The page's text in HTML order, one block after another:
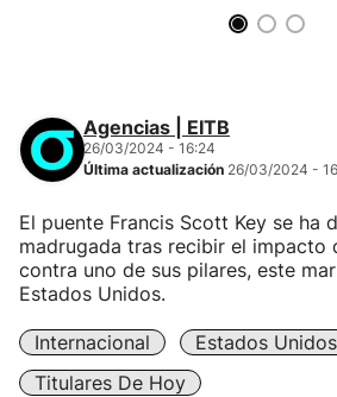
Agencias | EITB
26/03/2024 - 16:24
Última actualización 26/03/2024 -
El puente Francis Scott Key se ha
madrugada tras recibir el impacto
contra uno de sus pilares, este
Estados Unidos.
Internacional
Estados Unidos
Titulares De Hoy